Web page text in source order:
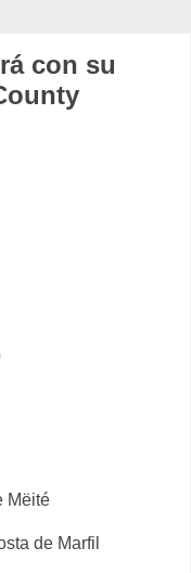
con su
Mëité
de Marfil